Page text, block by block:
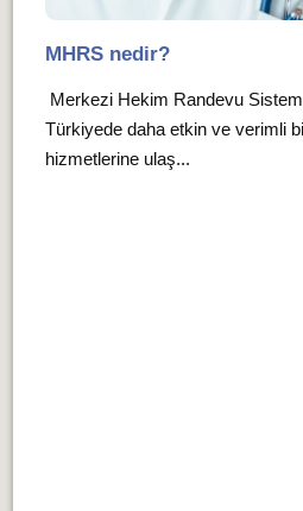
MHRS nedir?
Merkezi Hekim Randevu
Türkiyede daha etkin ve verimli
hizmetlerine ulaş...